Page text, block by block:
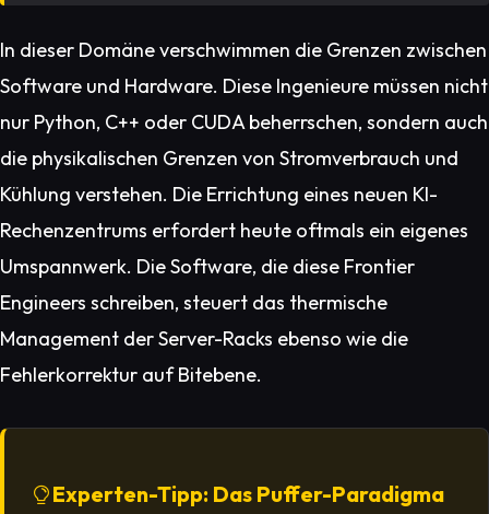
In dieser Domäne verschwimmen die Grenzen zwischen
Software und Hardware. Diese Ingenieure müssen nicht
nur Python, C++ oder CUDA beherrschen, sondern auch
die physikalischen Grenzen von Stromverbrauch und
Kühlung verstehen. Die Errichtung eines neuen KI-
Rechenzentrums erfordert heute oftmals ein eigenes
Umspannwerk. Die Software, die diese Frontier
Engineers schreiben, steuert das thermische
Management der Server-Racks ebenso wie die
Fehlerkorrektur auf Bitebene.
Experten-Tipp: Das Puffer-Paradigma